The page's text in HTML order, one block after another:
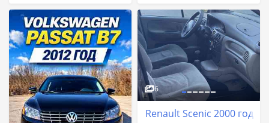
6
Renault Scenic 2000 год